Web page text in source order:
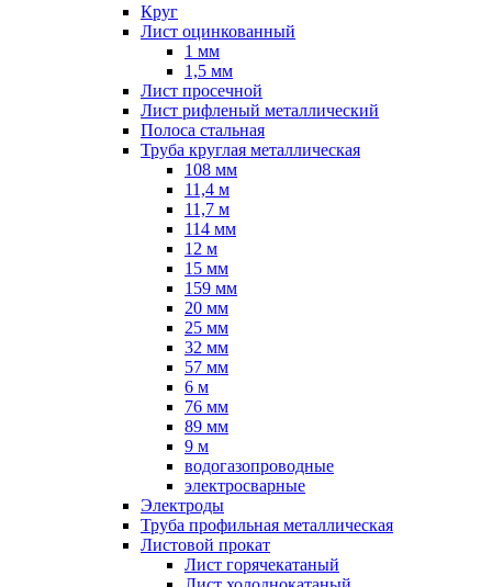
Круг
Лист оцинкованный
1 мм
1,5 мм
Лист просечной
Лист рифленый металлический
Полоса стальная
Труба круглая металлическая
108 мм
11,4 м
11,7 м
114 мм
12 м
15 мм
159 мм
20 мм
25 мм
32 мм
57 мм
6 м
76 мм
89 мм
9 м
водогазопроводные
электросварные
Электроды
Труба профильная металлическая
Листовой прокат
Лист горячекатаный